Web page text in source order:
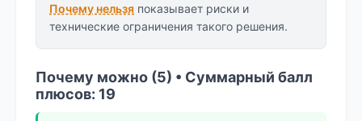
Почему нельзя показывает риски и
технические ограничения такого решения.
Почему можно (5) • Суммарный балл
плюсов: 19